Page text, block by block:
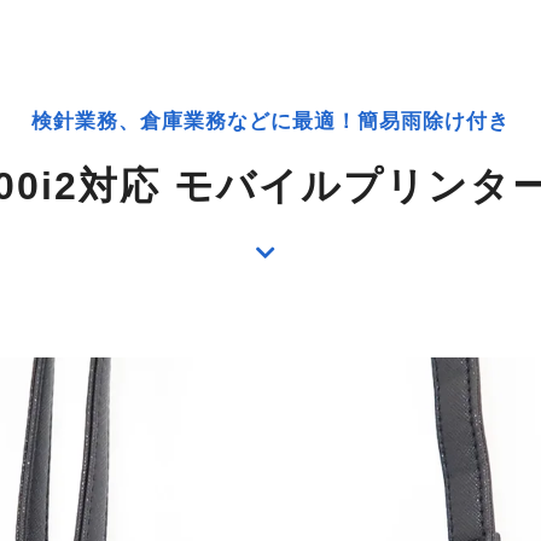
検針業務、倉庫業務などに最適！簡易雨除け付き
対応 モバイルプリンタ